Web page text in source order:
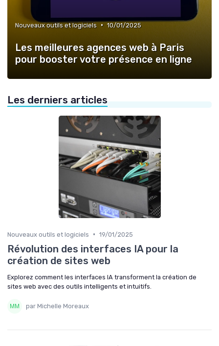
Nouveaux outils et logiciels • 10/01/2025
Les meilleures agences web à Paris
pour booster votre présence en ligne
Les derniers articles
Nouveaux outils et logiciels • 19/01/2025
Révolution des interfaces IA pour la
création de sites web
Explorez comment les interfaces IA transforment la création de
sites web avec des outils intelligents et intuitifs.
par Michelle Moreaux